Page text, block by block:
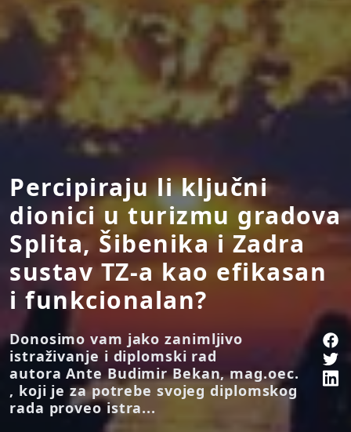
Percipiraju li ključni
dionici u turizmu gradova
Splita, Šibenika i Zadra
sustav TZ-a kao efikasan
i funkcionalan?
Donosimo vam jako zanimljivo
istraživanje i diplomski rad
autora Ante Budimir Bekan, mag.oec.
, koji je za potrebe svojeg diplomskog
rada proveo istra...